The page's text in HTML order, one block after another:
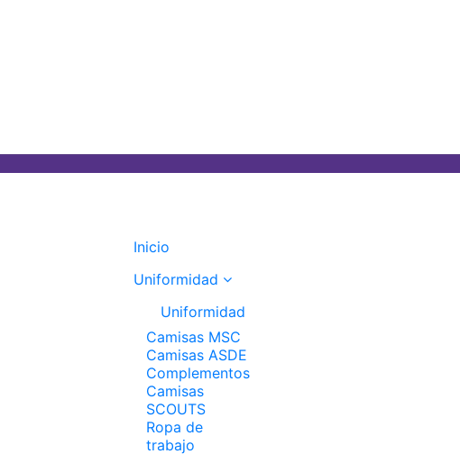
Inicio
Uniformidad
Uniformidad
Camisas MSC
Camisas ASDE
Complementos
Camisas
SCOUTS
Ropa de
trabajo